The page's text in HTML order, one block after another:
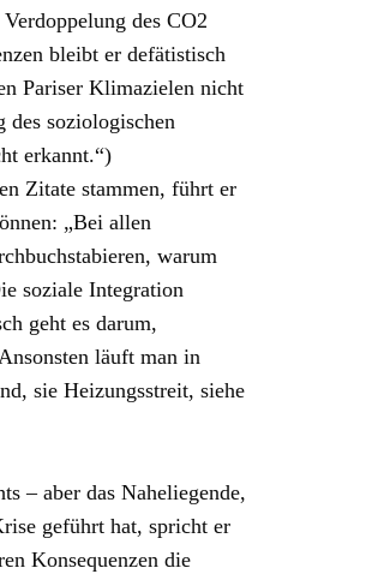
des CO2
bleibt er defätistisch
Pariser Klimazielen nicht
des soziologischen
erkannt.“)
Zitate stammen, führt er
„Bei allen
warum
soziale Integration
geht es darum,
läuft man in
sie Heizungsstreit, siehe
– aber das Naheliegende,
geführt hat, spricht er
Konsequenzen die